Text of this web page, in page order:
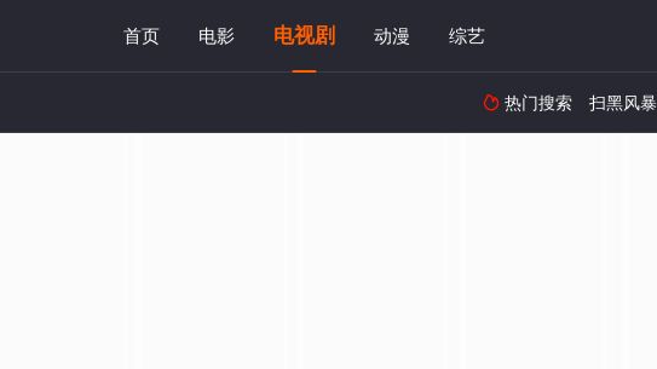
首页 电影 电视剧 动漫 综艺
 热门搜索 扫黑风暴